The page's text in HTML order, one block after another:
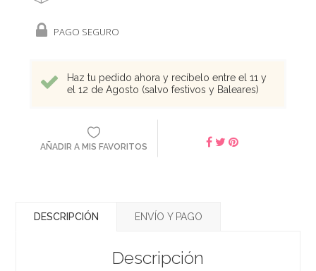
PAGO SEGURO
Haz tu pedido ahora y recíbelo entre el 11 y
el 12 de Agosto (salvo festivos y Baleares)
AÑADIR A MIS FAVORITOS
DESCRIPCIÓN ENVÍO Y PAGO
Descripción